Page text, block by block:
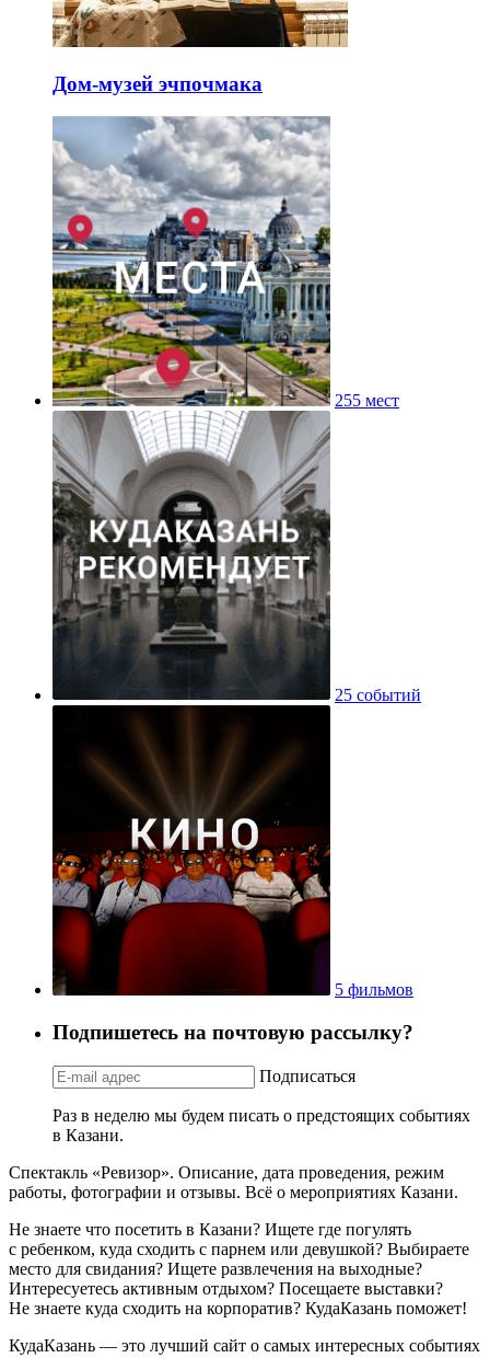
Дом-музей эчпочмака
255 мест
25 событий
5 фильмов
Подпишетесь на почтовую рассылку?
Подписаться
Раз в неделю мы будем писать о предстоящих событиях
в Казани.
Спектакль «Ревизор». Описание, дата проведения, режим
работы, фотографии и отзывы. Всё о мероприятиях Казани.
Не знаете что посетить в Казани? Ищете где погулять
с ребенком, куда сходить с парнем или девушкой? Выбираете
место для свидания? Ищете развлечения на выходные?
Интересуетесь активным отдыхом? Посещаете выставки?
Не знаете куда сходить на корпоратив? КудаКазань поможет!
КудаКазань — это лучший сайт о самых интересных событиях